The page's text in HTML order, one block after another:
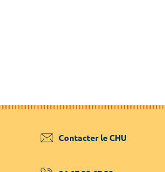
Contacter le CHU